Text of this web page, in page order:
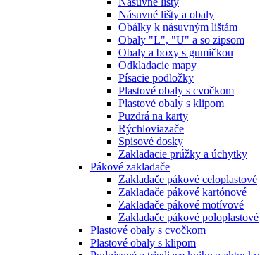
Násuvné lišty a obaly
Obálky k násuvným lištám
Obaly "L", "U" a so zipsom
Obaly a boxy s gumičkou
Odkladacie mapy
Písacie podložky
Plastové obaly s cvočkom
Plastové obaly s klipom
Puzdrá na karty
Rýchloviazače
Spisové dosky
Zakladacie prúžky a úchytky
Pákové zakladače
Zakladače pákové celoplastové
Zakladače pákové kartónové
Zakladače pákové motívové
Zakladače pákové poloplastové
Plastové obaly s cvočkom
Plastové obaly s klipom